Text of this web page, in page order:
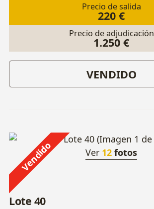
Precio de salida
220 €
Precio de adjudicación
1.250 €
VENDIDO
Vendido Ver 12 fotos
Lote 40